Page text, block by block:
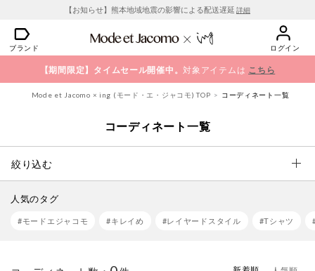
【お知らせ】熊本地域地震の影響による配送遅延 詳細
ブランド ログイン
【期間限定】タイムセール開催中。対象アイテムは こちら
Mode et Jacomo × ing (モード・エ・ジャコモ) TOP コーディネート一覧
コーディネート一覧
絞り込む
人気のタグ
#モードエジャコモ #キレイめ #レイヤードスタイル #Tシャツ